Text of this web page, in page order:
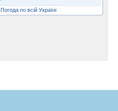
Погода по всій Україні